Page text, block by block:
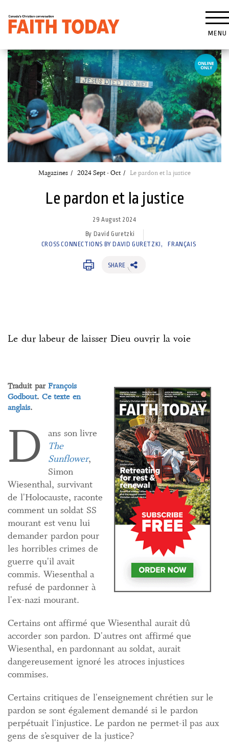
MENU
Magazines 2024 Sept - Oct Le pardon et la justice
Le pardon et la justice
29 August 2024
By David Guretzki
CROSS CONNECTIONS BY DAVID GURETZKI
FRANÇAIS
SHARE
Le dur labeur de laisser Dieu ouvrir la voie
Traduit par François
Godbout. Ce texte en
anglais.
D
ans son livre
The
Sunflower,
Simon
Wiesenthal, survivant
de l'Holocauste, raconte
comment un soldat SS
mourant est venu lui
demander pardon pour
les horribles crimes de
guerre qu'il avait
commis. Wiesenthal a
refusé de pardonner à
l'ex-nazi mourant.
Certains ont affirmé que Wiesenthal aurait dû
accorder son pardon. D'autres ont affirmé que
Wiesenthal, en pardonnant au soldat, aurait
dangereusement ignoré les atroces injustices
commises.
Certains critiques de l'enseignement chrétien sur le
pardon se sont également demandé si le pardon
perpétuait l'injustice. Le pardon ne permet-il pas aux
gens de s’esquiver de la justice?